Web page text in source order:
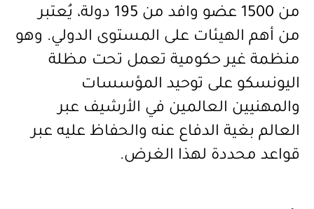
من 1500 عضو وافد من 195 دولة، يُعتبر
من أهم الهيئات على المستوى الدولي. وهو
منظمة غير حكومية تعمل تحت مظلة
اليونسكو على توحيد المؤسسات
والمهنيين العالمين في الأرشيف عبر
العالم بغية الدفاع عنه والحفاظ عليه عبر
قواعد محددة لهذا الغرض.